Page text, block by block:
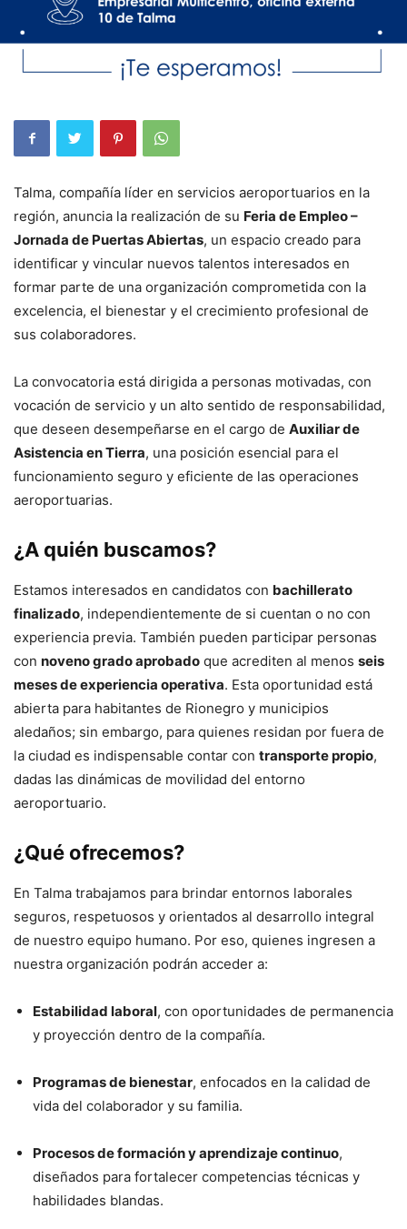
Talma, compañía líder en servicios aeroportuarios en la
región, anuncia la realización de su Feria de Empleo –
Jornada de Puertas Abiertas, un espacio creado para
identificar y vincular nuevos talentos interesados en
formar parte de una organización comprometida con la
excelencia, el bienestar y el crecimiento profesional de
sus colaboradores.
La convocatoria está dirigida a personas motivadas, con
vocación de servicio y un alto sentido de responsabilidad,
que deseen desempeñarse en el cargo de Auxiliar de
Asistencia en Tierra, una posición esencial para el
funcionamiento seguro y eficiente de las operaciones
aeroportuarias.
¿A quién buscamos?
Estamos interesados en candidatos con bachillerato
finalizado, independientemente de si cuentan o no con
experiencia previa. También pueden participar personas
con noveno grado aprobado que acrediten al menos seis
meses de experiencia operativa. Esta oportunidad está
abierta para habitantes de Rionegro y municipios
aledaños; sin embargo, para quienes residan por fuera de
la ciudad es indispensable contar con transporte propio,
dadas las dinámicas de movilidad del entorno
aeroportuario.
¿Qué ofrecemos?
En Talma trabajamos para brindar entornos laborales
seguros, respetuosos y orientados al desarrollo integral
de nuestro equipo humano. Por eso, quienes ingresen a
nuestra organización podrán acceder a:
Estabilidad laboral, con oportunidades de permanencia
y proyección dentro de la compañía.
Programas de bienestar, enfocados en la calidad de
vida del colaborador y su familia.
Procesos de formación y aprendizaje continuo,
diseñados para fortalecer competencias técnicas y
habilidades blandas.